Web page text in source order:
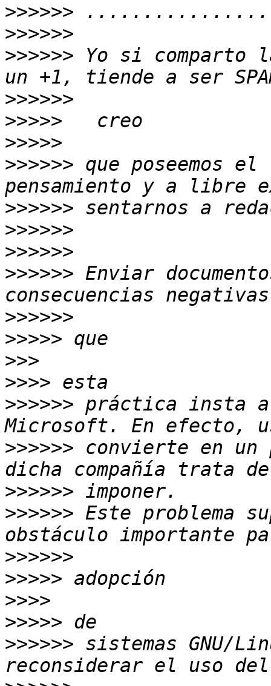
>>>>>>
>>>>>>
>>>>>> Yo si comparto
>>>>>>
>>>>>
>>>>>
>>>>>> que poseemos
>>>>>>
>>>>>>
>>>>>>
>>>>>> Enviar
>>>>>>
>>>>>
>>>
>>>>
>>>>>> práctica insta
>>>>>> convierte en un
>>>>>>
>>>>>> Este problema
>>>>>>
>>>>>
>>>>
>>>>>
>>>>>> sistemas GNU/